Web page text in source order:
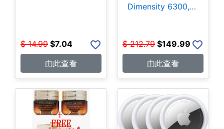
$ 14.99 $7.04
由此查看
Dimensity 6300,
$ 212.79 $149.99
由此查看